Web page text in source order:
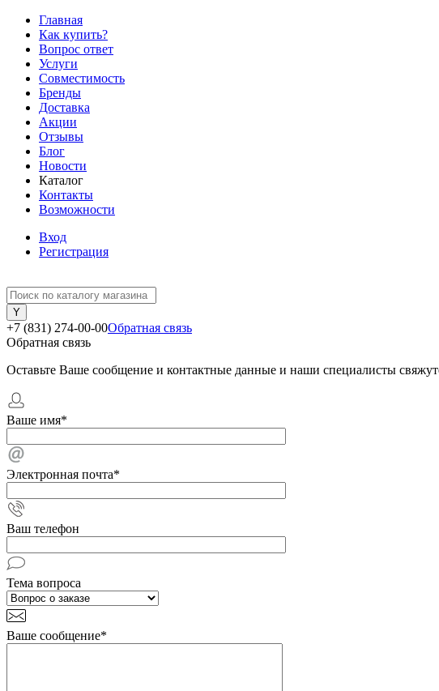
Главная
Как купить?
Вопрос ответ
Услуги
Совместимость
Бренды
Доставка
Акции
Отзывы
Блог
Новости
Каталог
Контакты
Возможности
Вход
Регистрация
+7 (831) 274-00-00Обратная связь
Обратная связь
Оставьте Ваше сообщение и контактные данные и наши специалисты
Ваше имя*
Электронная почта*
Ваш телефон
Тема вопроса
Ваше сообщение*